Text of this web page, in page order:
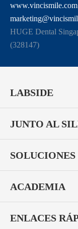
www.vincismile.com
HUGE Dental
(328147)
LABSIDE
JUNTO AL
SOLUCIONES
ACADEMIA
ENLACES